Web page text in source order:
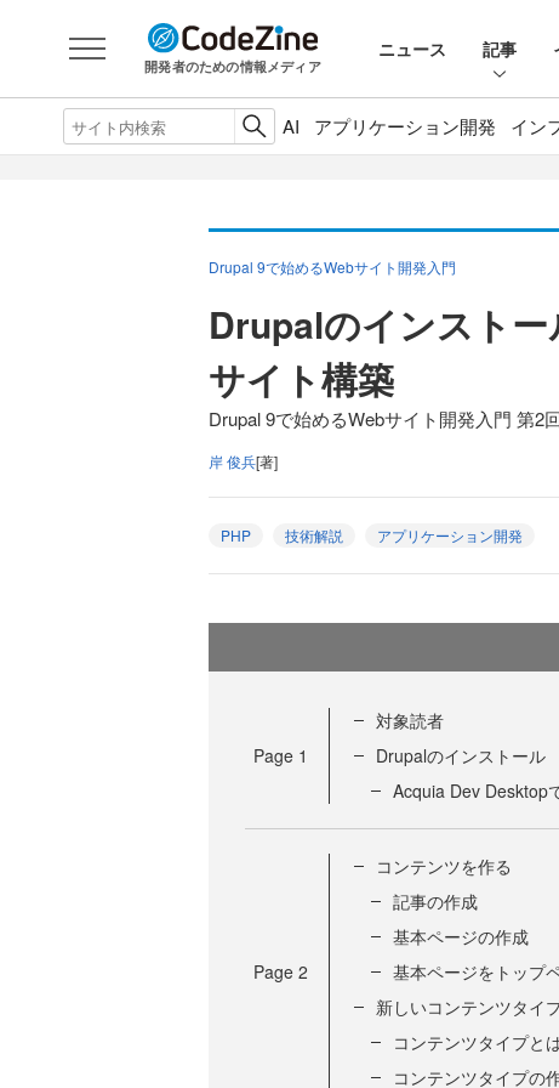
開発者のための情報メディア
ニュース 記事
AI アプリケーション開発 イン
Drupal 9で始めるWebサイト開発入門
Drupalのインスト
サイト構築
Drupal 9で始めるWebサイト開発入門 第2
岸 俊兵[著]
PHP 技術解説 アプリケーション開発
Page 1
対象読者
Drupalのインストール
Acquia Dev Desktop
Page 2
コンテンツを作る
記事の作成
基本ページの作成
基本ページをトップ
新しいコンテンツタイ
コンテンツタイプと
コンテンツタイプの